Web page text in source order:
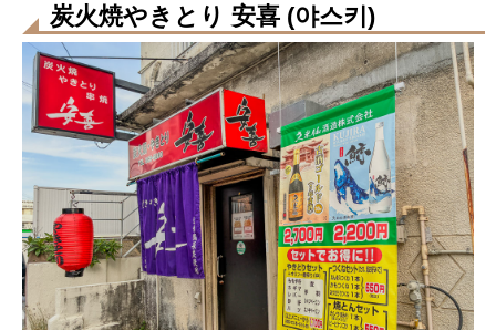
炭火焼やきとり 安喜 (야스키)